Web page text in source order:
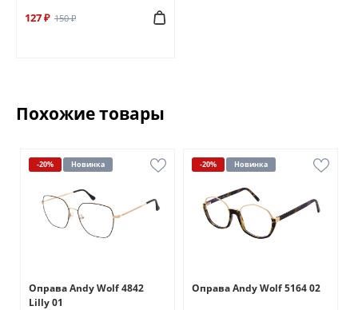
127 ₽ 150 ₽
Похожие товары
-20% Новинка
Оправа Andy Wolf 4842
Lilly 01
-20% Новинка
Оправа Andy Wolf 5164 02